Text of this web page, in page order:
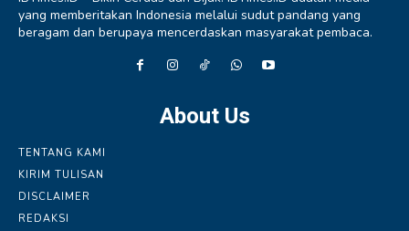
yang memberitakan Indonesia melalui sudut pandang yang
beragam dan berupaya mencerdaskan masyarakat pembaca.
About Us
TENTANG KAMI
KIRIM TULISAN
DISCLAIMER
REDAKSI